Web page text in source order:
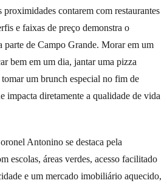
contarem com restaurantes
e faixas de preço demonstra o
parte de Campo Grande. Morar em um
bem em um dia, jantar uma pizza
um brunch especial no fim de
impacta diretamente a qualidade de vida
Antonino se destaca pela
escolas, áreas verdes, acesso facilitado
e um mercado imobiliário aquecido,